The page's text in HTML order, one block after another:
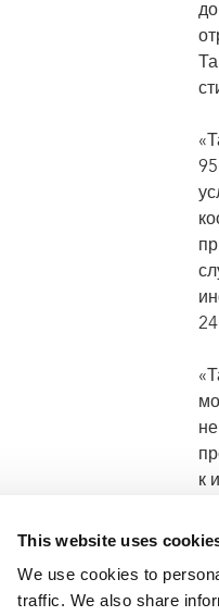
This website uses
We use cookies to
traffic. We also share
к